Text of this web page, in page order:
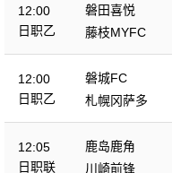
12:00
日职乙
磐田喜悦
藤枝MYFC
12:00
日职乙
磐城FC
札幌冈萨多
12:05
日职联
鹿岛鹿角
川崎前锋